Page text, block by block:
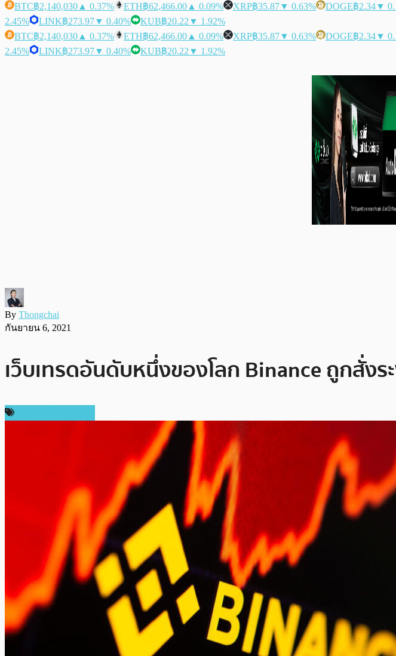
BTC฿2,140,030 ▲ 0.37% ETH฿62,466.00 ▲ 0.09% XRP฿35.87▼ 0.63% DOGE฿2.34▼
2.45%
LINK฿273.97▼ 0.40% KUB฿20.22 ▼ 1.92%
BTC฿2,140,030 ▲ 0.37% ETH฿62,466.00 ▲ 0.09% XRP฿35.87▼ 0.63% DOGE฿2.34▼
2.45%
LINK฿273.97▼ 0.40% KUB฿20.22 ▼ 1.92%
By Thongchai
กันยายน 6, 2021
เว็บเทรดอันดับหนึ่งของโลก Binance ถูกสั่งร